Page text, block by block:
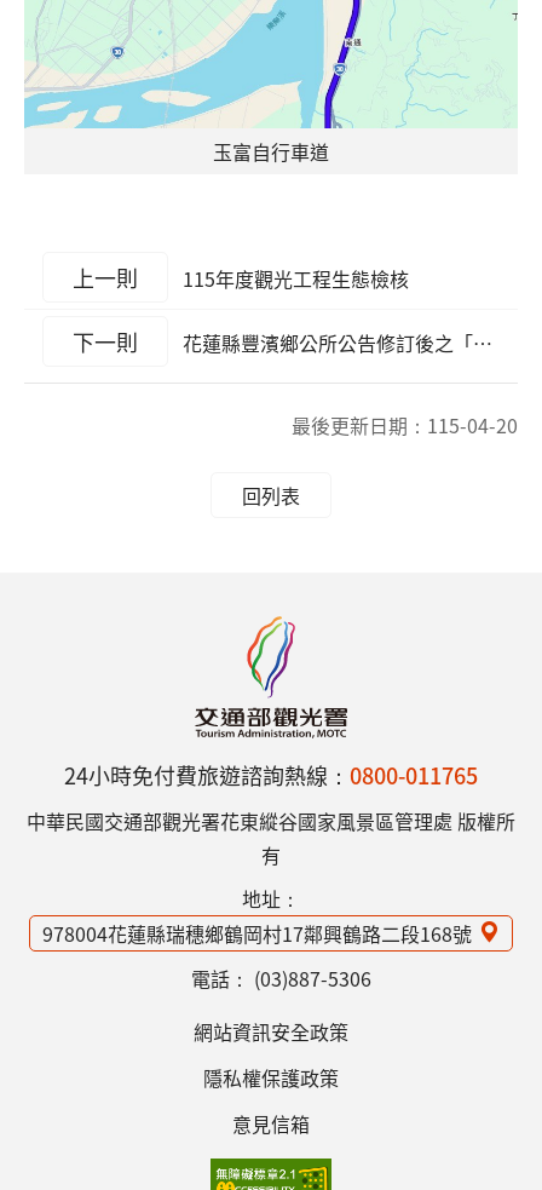
玉富自行車道
上一則 115年度觀光工程生態檢核
下一則 花蓮縣豐濱鄉公所公告修訂後之「花蓮縣豐濱鄉公所月洞遊憩區收費標準」
最後更新日期： 115-04-20
回列表
24小時免付費旅遊諮詢熱線： 0800-011765
中華民國交通部觀光署花東縱谷國家風景區管理處 版權所
有
地址：
978004花蓮縣瑞穗鄉鶴岡村17鄰興鶴路二段168號
電話： (03)887-5306
網站資訊安全政策
隱私權保護政策
意見信箱